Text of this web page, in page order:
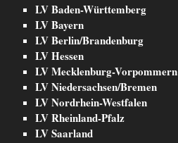
LV Baden-Württemberg
LV Bayern
LV Berlin/Brandenburg
LV Hessen
LV Mecklenburg-Vorpommern
LV Niedersachsen/Bremen
LV Nordrhein-Westfalen
LV Rheinland-Pfalz
LV Saarland